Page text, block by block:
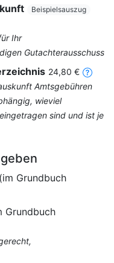
Beispielsauszug
Ihr
Gutachterausschuss
24,80 €
Amtsgebühren
wieviel
sind und ist je
Grundbuch
Grundbuch